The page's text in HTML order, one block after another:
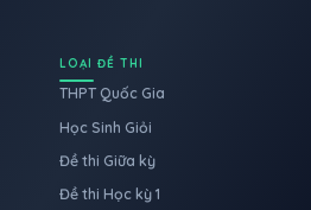
LOẠI ĐỀ THI
THPT Quốc Gia
Học Sinh Giỏi
Đề thi Giữa kỳ
Đề thi Học kỳ 1